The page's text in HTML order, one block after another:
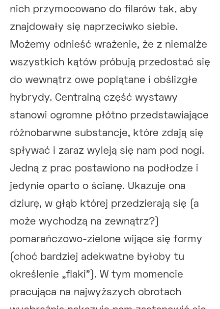
nich przymocowano do filarów tak, aby
znajdowały się naprzeciwko siebie.
Możemy odnieść wrażenie, że z niemalże
wszystkich kątów próbują przedostać się
do wewnątrz owe poplątane i obślizgłe
hybrydy. Centralną część wystawy
stanowi ogromne płótno przedstawiające
różnobarwne substancje, które zdają się
spływać i zaraz wyleją się nam pod nogi.
Jedną z prac postawiono na podłodze i
jedynie oparto o ścianę. Ukazuje ona
dziurę, w głąb której przedzierają się (a
może wychodzą na zewnątrz?)
pomarańczowo-zielone wijące się formy
(choć bardziej adekwatne byłoby tu
określenie „flaki”). W tym momencie
pracująca na najwyższych obrotach